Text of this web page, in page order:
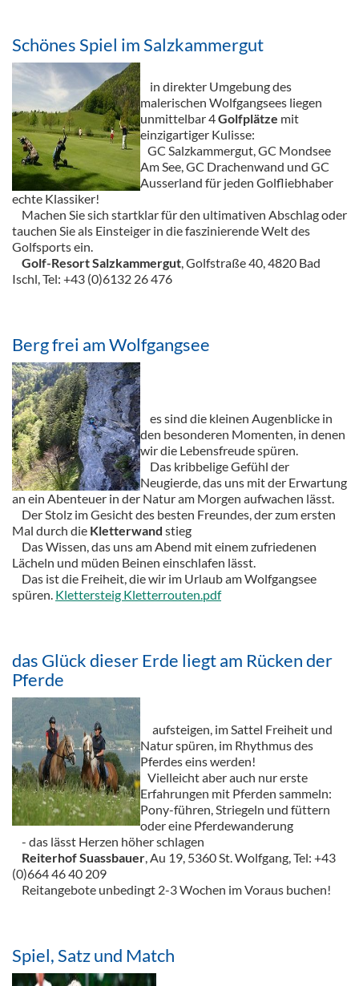
Schönes Spiel im Salzkammergut
in direkter Umgebung des
malerischen Wolfgangsees liegen
unmittelbar 4Golfplätze mit
einzigartiger Kulisse:
GC Salzkammergut, GC Mondsee
Am See, GC Drachenwand und GC
Ausserland für jeden Golfliebhaber
echte Klassiker!
Machen Sie sich startklar für den ultimativen Abschlag oder
tauchen Sie als Einsteiger in die faszinierende Welt des
Golfsports ein.
Golf-Resort Salzkammergut, Golfstraße 40, 4820 Bad
Ischl, Tel: +43 (0)6132 26 476
Berg frei am Wolfgangsee
es sind die kleinen Augenblicke in
den besonderen Momenten, in denen
wir die Lebensfreude spüren.
Das kribbelige Gefühl der
Neugierde, das uns mit der Erwartung
an ein Abenteuer in der Natur am Morgen aufwachen lässt.
Der Stolz im Gesicht des besten Freundes, der zum ersten
Mal durch die Kletterwand stieg
Das Wissen, das uns am Abend mit einem zufriedenen
Lächeln und müden Beinen einschlafen lässt.
Das ist die Freiheit, die wir im Urlaub am Wolfgangsee
spüren. Klettersteig Kletterrouten.pdf
das Glück dieser Erde liegt am Rücken der
Pferde
aufsteigen, im Sattel Freiheit und
Natur spüren, im Rhythmus des
Pferdes eins werden!
Vielleicht aber auch nur erste
Erfahrungen mit Pferden sammeln:
Pony-führen, Striegeln und füttern
oder eine Pferdewanderung
- das lässt Herzen höher schlagen
Reiterhof Suassbauer, Au 19, 5360 St. Wolfgang, Tel: +43
(0)664 46 40 209
Reitangebote unbedingt 2-3 Wochen im Voraus buchen!
Spiel, Satz und Match